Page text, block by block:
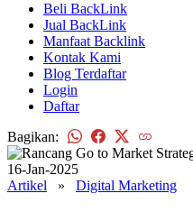
Beli BackLink
Jual BackLink
Manfaat Backlink
Kontak Kami
Blog Terdaftar
Login
Daftar
Bagikan:
16-Jan-2025
Artikel » Digital Marketing